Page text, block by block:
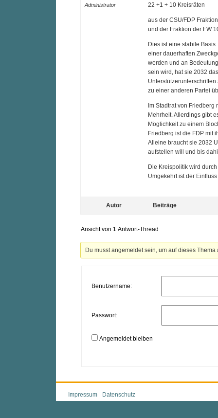
Administrator 22 +1 + 10 Kreisräten
aus der CSU/FDP
und der Fraktion der FW
Dies ist eine stabile
einer dauerhaften
werden und an
sein wird, hat sie 2032
zu einer anderen Partei
Im Stadtrat von
Mehrheit. Allerdings gibt
Möglichkeit zu einem
Friedberg ist die FDP mit
Alleine braucht sie 2032
aufstellen will und bis
Die Kreispolitik wird
Umgekehrt ist der
Autor Beiträge
Ansicht von 1 Antwort-Thread
Du musst angemeldet sein, um auf dieses
Benutzername:
Passwort:
Angemeldet bleiben
Impressum Datenschutz